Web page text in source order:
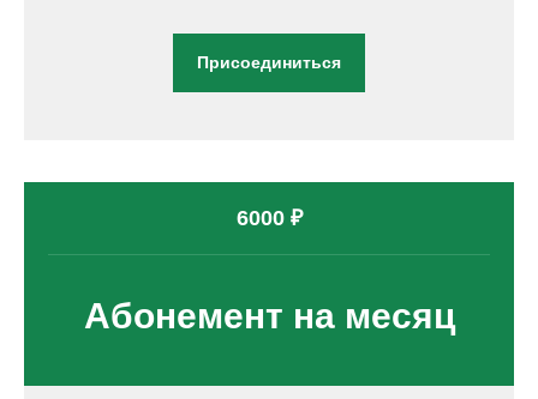
Присоединиться
6000 ₽
Абонемент на месяц